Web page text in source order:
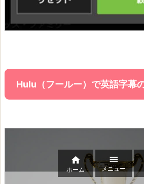
Hulu（フールー）で英語字幕

ホーム

メニュー